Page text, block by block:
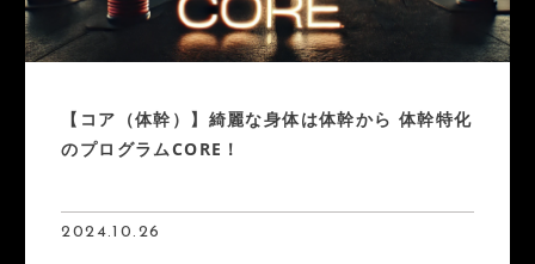
【コア（体幹）】綺麗な身体は体幹から 体幹特化
のプログラムCORE！
2024.10.26